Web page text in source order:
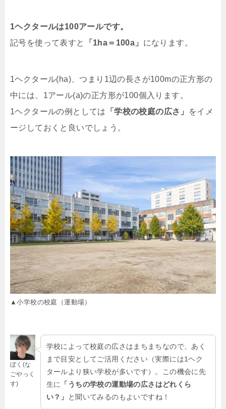
1ヘクタールは100アールです。
記号を使って表すと
「1ha＝100a」 になります。
1ヘクタール(ha)、つまり1辺の長さが100mの正方形の
中には、1アール(a)の正方形が100個入ります。
1ヘクタールの例としては
「学校の校庭の広さ」
をイメ
ージしておくと良いでしょう。
▲小学校の校庭（運動場）
ぼく(な
ごやっく
す)
学校によって校庭の広さはまちまちなので、あく
まで目安としてご活用ください（実際には1ヘク
タールより狭い学校が多いです）。この機会に先
生に 「うちの学校の運動場の広さはどれくら
い？」
と聞いてみるのもよいですね！